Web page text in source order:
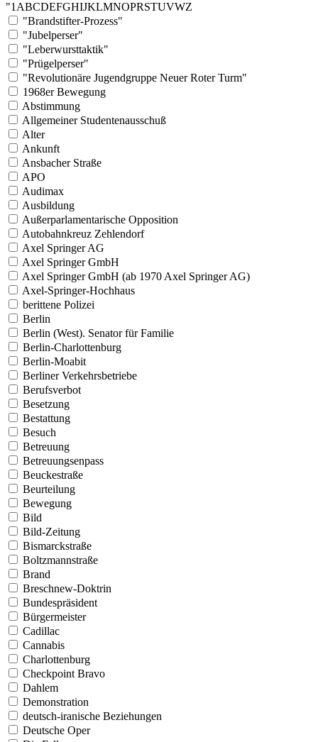
"1 ABCDEFGHIJKLMNOPRSTUVWZ
"Brandstifter-Prozess"
"Jubelperser"
"Leberwursttaktik"
"Prügelperser"
"Revolutionäre Jugendgruppe Neuer Roter Turm"
1968er Bewegung
Abstimmung
Allgemeiner Studentenausschuß
Alter
Ankunft
Ansbacher Straße
APO
Audimax
Ausbildung
Außerparlamentarische Opposition
Autobahnkreuz Zehlendorf
Axel Springer AG
Axel Springer GmbH
Axel Springer GmbH (ab 1970 Axel Springer AG)
Axel-Springer-Hochhaus
berittene Polizei
Berlin
Berlin (West). Senator für Familie
Berlin-Charlottenburg
Berlin-Moabit
Berliner Verkehrsbetriebe
Berufsverbot
Besetzung
Bestattung
Besuch
Betreuung
Betreuungsenpass
Beuckestraße
Beurteilung
Bewegung
Bild
Bild-Zeitung
Bismarckstraße
Boltzmannstraße
Brand
Breschnew-Doktrin
Bundespräsident
Bürgermeister
Cadillac
Cannabis
Charlottenburg
Checkpoint Bravo
Dahlem
Demonstration
deutsch-iranische Beziehungen
Deutsche Oper